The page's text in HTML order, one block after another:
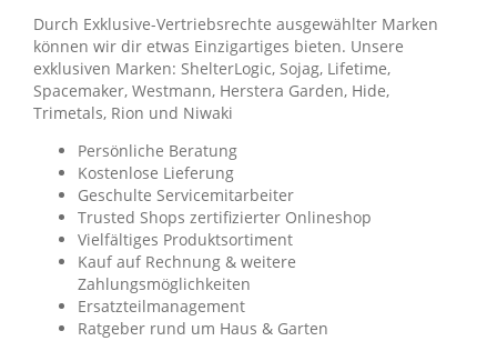
Durch Exklusive-Vertriebsrechte ausgewählter Marken
können wir dir etwas Einzigartiges bieten. Unsere
exklusiven Marken: ShelterLogic, Sojag, Lifetime,
Spacemaker, Westmann, Herstera Garden, Hide,
Trimetals, Rion und Niwaki
Persönliche Beratung
Kostenlose Lieferung
Geschulte Servicemitarbeiter
Trusted Shops zertifizierter Onlineshop
Vielfältiges Produktsortiment
Kauf auf Rechnung & weitere
Zahlungsmöglichkeiten
Ersatzteilmanagement
Ratgeber rund um Haus & Garten